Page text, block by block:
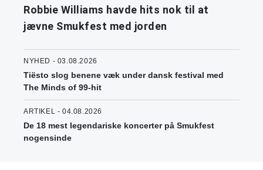
Robbie Williams havde hits nok til at
jævne Smukfest med jorden
NYHED - 03.08.2026
Tiësto slog benene væk under dansk festival med
The Minds of 99-hit
ARTIKEL - 04.08.2026
De 18 mest legendariske koncerter på Smukfest
nogensinde